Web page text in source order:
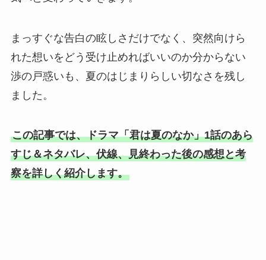
まっすぐな告白の眩しさだけでなく、突然向けら
れた想いをどう受け止めればいいのか分からない
渉の戸惑いも、夏のはじまりらしい切なさを残し
ました。
この記事では、ドラマ「君は夏のなか」1話のあら
すじ＆ネタバレ、伏線、見終わった後の感想と考
察を詳しく紹介します。